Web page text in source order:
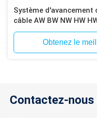
Système d'avancement
câble AW BW NW HW
SWT
Obtenez le
Contactez-